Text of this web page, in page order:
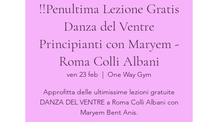
!!Penultima Lezione Gratis
Danza del Ventre
Principianti con Maryem -
Roma Colli Albani
ven 23 feb
  |
One Way Gym
Approfitta delle ultimissime lezioni gratuite
DANZA DEL VENTRE a Roma Colli Albani con
Maryem Bent Anis.